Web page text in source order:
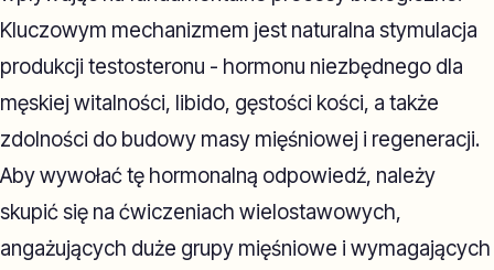
Kluczowym mechanizmem jest naturalna stymulacja
produkcji testosteronu - hormonu niezbędnego dla
męskiej witalności, libido, gęstości kości, a także
zdolności do budowy masy mięśniowej i regeneracji.
Aby wywołać tę hormonalną odpowiedź, należy
skupić się na ćwiczeniach wielostawowych,
angażujących duże grupy mięśniowe i wymagających